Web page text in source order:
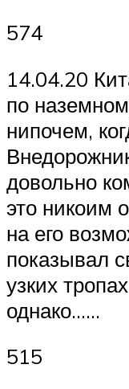
574
14.04.20
по
нипочем,
довольно
это никоим
на его
показывал
узких
однако……
515